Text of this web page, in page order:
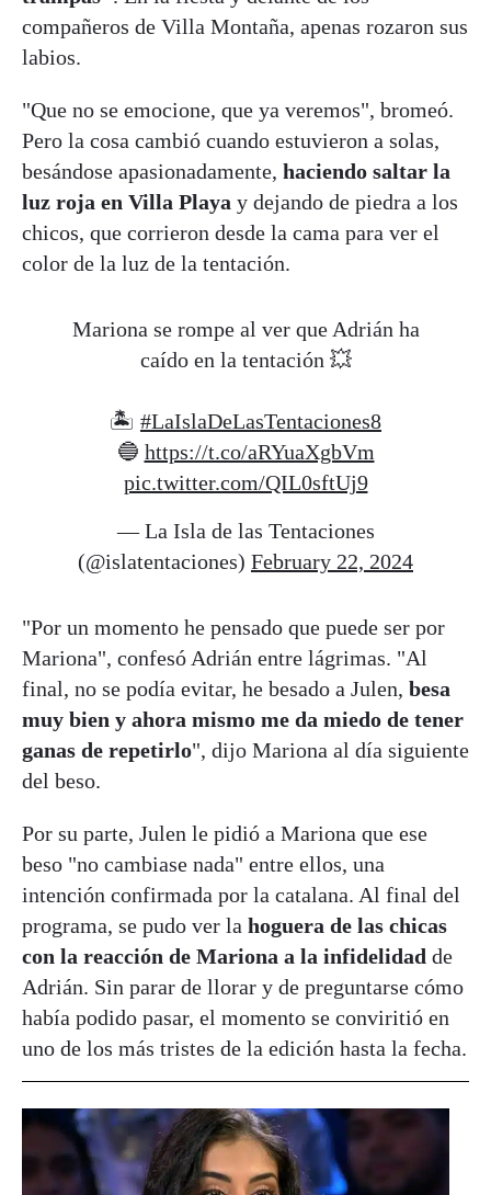
compañeros de Villa Montaña, apenas rozaron sus
labios.
"Que no se emocione, que ya veremos", bromeó.
Pero la cosa cambió cuando estuvieron a solas,
besándose apasionadamente, haciendo saltar la
luz roja en Villa Playa y dejando de piedra a los
chicos, que corrieron desde la cama para ver el
color de la luz de la tentación.
Mariona se rompe al ver que Adrián ha
caído en la tentación 💥
🏝️ #LaIslaDeLasTentaciones8
🔵 https://t.co/aRYuaXgbVm
pic.twitter.com/QIL0sftUj9
— La Isla de las Tentaciones
(@islatentaciones) February 22, 2024
"Por un momento he pensado que puede ser por
Mariona", confesó Adrián entre lágrimas. "Al
final, no se podía evitar, he besado a Julen, besa
muy bien y ahora mismo me da miedo de tener
ganas de repetirlo", dijo Mariona al día siguiente
del beso.
Por su parte, Julen le pidió a Mariona que ese
beso "no cambiase nada" entre ellos, una
intención confirmada por la catalana. Al final del
programa, se pudo ver la hoguera de las chicas
con la reacción de Mariona a la infidelidad de
Adrián. Sin parar de llorar y de preguntarse cómo
había podido pasar, el momento se conviritió en
uno de los más tristes de la edición hasta la fecha.